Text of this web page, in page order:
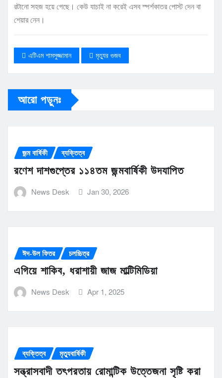
রটানো সহজ হয়ে গেছে। কেউ যাচাই না করেই এসব স্পর্শকাতর পোস্ট দেন বা
শেয়ার নেন।
এটিএম শামসুজ্জামান মৃত্যুর গুজব
আরো পড়ুনঃ
জন্ম বার্ষিকী ব্যক্তিত্ব
রণেশ দাশগুপ্তের ১১৪তম জন্মবার্ষিকী উদযাপিত
News Desk Jan 30, 2026
ঈদ-উল ফিতর চলচ্চিত্র
এগিয়ে শাকিব, ধরাশায়ী জাজ মাল্টিমিডিয়া
News Desk Apr 1, 2025
ব্যক্তিত্ব মৃত্যুবার্ষিকী
সন্ত্রাসবাদী তৎপরতায় রোমান্টিক উত্তেজনা সৃষ্টি করা